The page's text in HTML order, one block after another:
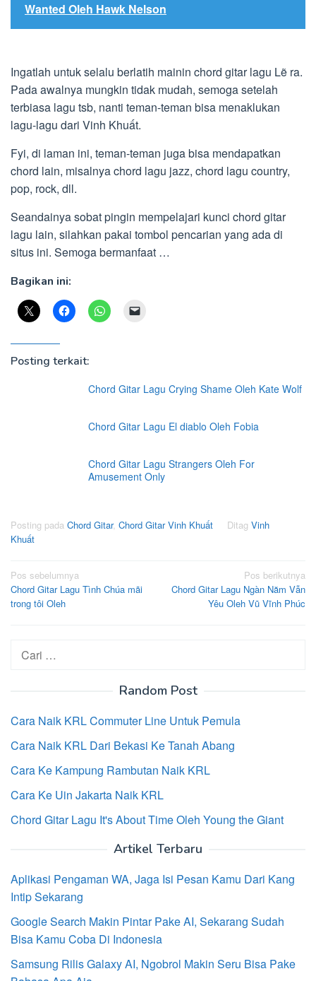
Wanted Oleh Hawk Nelson
Ingatlah untuk selalu berlatih mainin chord gitar lagu Lẽ ra.
Pada awalnya mungkin tidak mudah, semoga setelah
terbiasa lagu tsb, nanti teman-teman bisa menaklukan
lagu-lagu dari Vinh Khuất.
Fyi, di laman ini, teman-teman juga bisa mendapatkan
chord lain, misalnya chord lagu jazz, chord lagu country,
pop, rock, dll.
Seandainya sobat pingin mempelajari kunci chord gitar
lagu lain, silahkan pakai tombol pencarian yang ada di
situs ini. Semoga bermanfaat …
Bagikan ini:
Posting terkait:
Chord Gitar Lagu Crying Shame Oleh Kate Wolf
Chord Gitar Lagu El diablo Oleh Fobia
Chord Gitar Lagu Strangers Oleh For
Amusement Only
Posting pada Chord Gitar, Chord Gitar Vinh Khuất Ditag Vinh
Khuất
Navigasi
pos
Pos sebelumnya
Chord Gitar Lagu Tình Chúa mãi
trong tôi Oleh
Pos berikutnya
Chord Gitar Lagu Ngàn Năm Vẫn
Yêu Oleh Vũ Vĩnh Phúc
Cari
untuk:
Random Post
Cara Naik KRL Commuter Line Untuk Pemula
Cara Naik KRL Dari Bekasi Ke Tanah Abang
Cara Ke Kampung Rambutan Naik KRL
Cara Ke Uin Jakarta Naik KRL
Chord Gitar Lagu It's About Time Oleh Young the Giant
Artikel Terbaru
Aplikasi Pengaman WA, Jaga Isi Pesan Kamu Dari Kang
Intip Sekarang
Google Search Makin Pintar Pake AI, Sekarang Sudah
Bisa Kamu Coba Di Indonesia
Samsung Rilis Galaxy AI, Ngobrol Makin Seru Bisa Pake